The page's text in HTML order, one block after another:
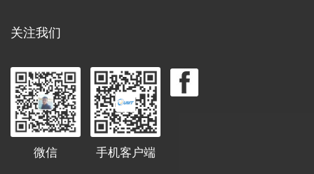
关注我们
微信 手机客户端